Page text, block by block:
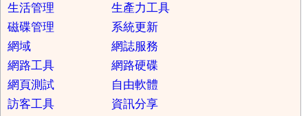
生活管理
生產力工具
磁碟管理
系統更新
網域
網誌服務
網路工具
網路硬碟
網頁測試
自由軟體
訪客工具
資訊分享